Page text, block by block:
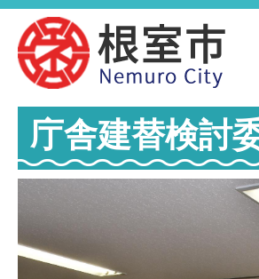
庁舎建替検討